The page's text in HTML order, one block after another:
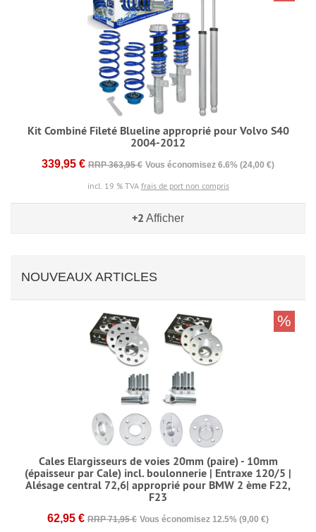
Kit Combiné Fileté Blueline approprié pour Volvo S40
2004-2012
339,95 € RRP 363,95 € Vous économisez 6.6% (24,00 €)
incl. 19 % TVA frais de port non compris
+2 Afficher
NOUVEAUX ARTICLES
Cales Elargisseurs de voies 20mm (paire) - 10mm
(épaisseur par Cale) incl. boulonnerie | Entraxe 120/5 |
Alésage central 72,6| approprié pour BMW 2 ème F22,
F23
62,95 € RRP 71,95 € Vous économisez 12.5% (9,00 €)
%